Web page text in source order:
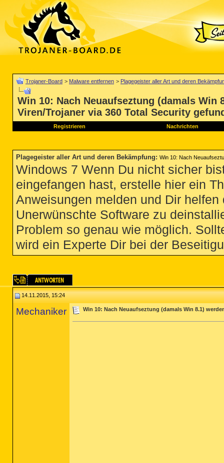
Trojaner-Board > Malware entfernen > Plagegeister aller Art und deren
Win 10: Nach Neuaufseztung (damals Win
Viren/Trojaner via 360 Total Security
Registrieren Nachrichten
Plagegeister aller Art und deren Bekämpfung: Win 10: Nach
Windows 7 Wenn Du nicht sicher
eingefangen hast, erstelle hier ein
Anweisungen melden und Dir
Unerwünschte Software zu
Problem so genau wie möglich.
wird ein Experte Dir bei der
14.11.2015, 15:24
Mechaniker Win 10: Nach Neuaufseztung (damals Win 8.1)